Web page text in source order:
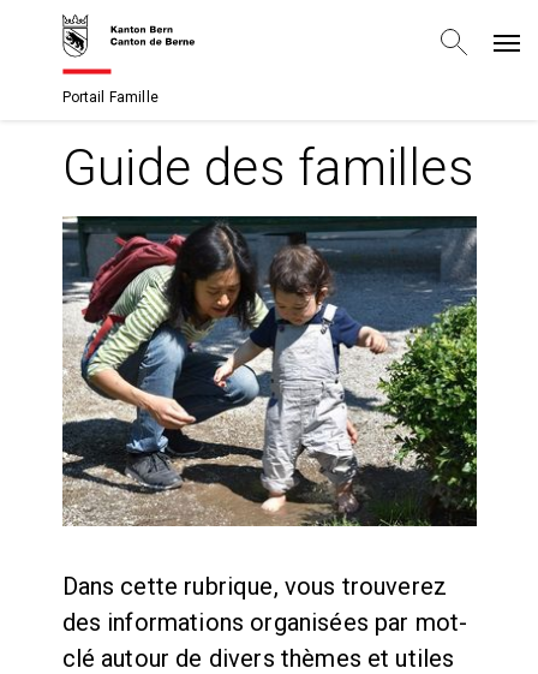
Portail Famille
Guide des familles
Dans cette rubrique, vous trouverez
des informations organisées par mot-
clé autour de divers thèmes et utiles